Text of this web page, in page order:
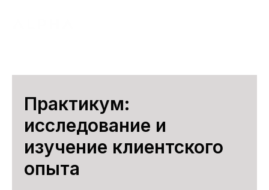
Практикум:
исследование и
изучение клиентского
опыта